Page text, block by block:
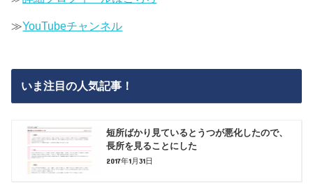
≫YouTubeチャンネル
いま注目の人気記事！
短所ばかり見ているとうつが悪化したので、
長所を見ることにした
2017年1月31日